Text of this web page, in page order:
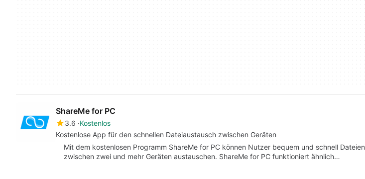
ShareMe for PC
3.6 Kostenlos
Kostenlose App für den schnellen Dateiaustausch zwischen Geräten
Mit dem kostenlosen Programm ShareMe for PC können Nutzer bequem und schnell Dateien
zwischen zwei und mehr Geräten austauschen. ShareMe for PC funktioniert ähnlich…